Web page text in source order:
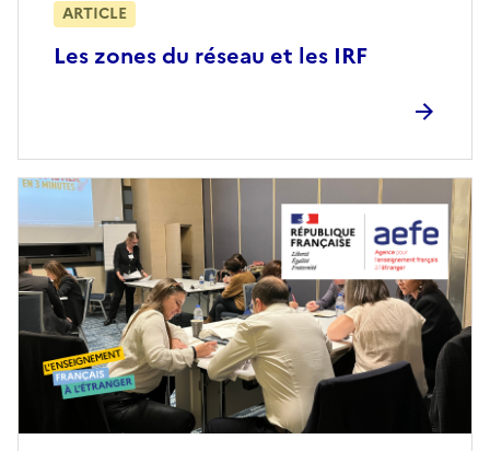
Les zones du réseau et les IRF
ARTICLE